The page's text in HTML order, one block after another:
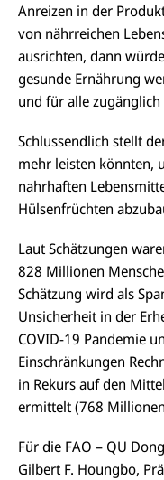
Anreizen in der
von nährreichen
ausrichten, dann
gesunde Ernährung
und für alle
Schlussendlich stellt
mehr leisten könnten,
nahrhaften
Hülsenfrüchten
Laut Schätzungen
828 Millionen
Schätzung wird als
Unsicherheit in der
COVID-19 Pandemie
Einschränkungen
in Rekurs auf den
ermittelt (768
Für die FAO – QU
Gilbert F. Houngbo,